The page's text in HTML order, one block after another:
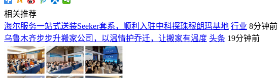
相关推荐
海尔服务一站式送装Seeker套系，顺利入驻中科探珠穆朗玛基地 行业 8分钟前
乌鲁木齐步步升搬家公司，以温情护乔迁，让搬家有温度 头条 19分钟前